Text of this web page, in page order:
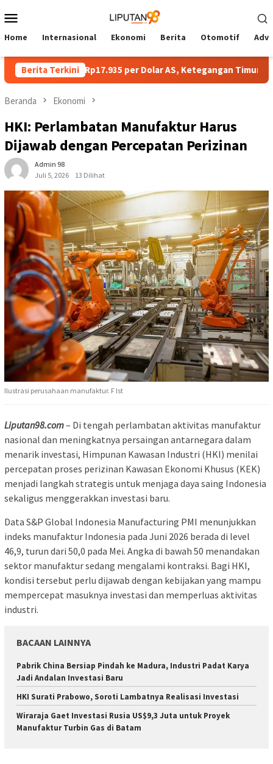
ke
Mobile
Home Internasional Ekonomi Berita Otomotif
Berita Terkini
ke Rp17.935 per Dolar AS, Ketegangan Timur Tengah
Beranda Ekonomi
HKI: Perlambatan Manufaktur Harus
Dijawab dengan Percepatan Perizinan
Admin 98
Juli 5, 2026
13 Dilihat
Ilustrasi perusahaan manufaktur. F Ist
Liputan98.com– Di tengah perlambatan aktivitas manufaktur
nasional dan meningkatnya persaingan antarnegara dalam
menarik investasi, Himpunan Kawasan Industri (HKI) menilai
percepatan proses perizinan Kawasan Ekonomi Khusus (KEK)
menjadi langkah strategis untuk menjaga daya saing Indonesia
sekaligus menggerakkan investasi baru.
Data S&P Global Indonesia Manufacturing PMI menunjukkan
indeks manufaktur Indonesia pada Juni 2026 berada di level
46,9, turun dari 50,0 pada Mei. Angka di bawah 50 menandakan
sektor manufaktur sedang mengalami kontraksi. Bagi HKI,
kondisi tersebut perlu dijawab dengan kebijakan yang mampu
mempercepat masuknya investasi dan memperluas aktivitas
industri.
BACAAN LAINNYA
Pabrik China Bersiap Pindah ke Madura, Industri Padat Karya
Jadi Andalan Investasi Baru
HKI Surati Prabowo, Soroti Lambatnya Realisasi Investasi
Wiraraja Gaet Investasi Rusia US$9,3 Juta untuk Proyek
Manufaktur Turbin Gas di Batam